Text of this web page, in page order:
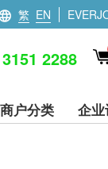
繁 EN
3151 2288
商户分类 企